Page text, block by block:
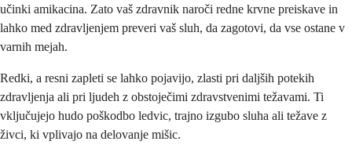
učinki amikacina. Zato vaš zdravnik naroči redne krvne preiskave in
lahko med zdravljenjem preveri vaš sluh, da zagotovi, da vse ostane v
varnih mejah.
Redki, a resni zapleti se lahko pojavijo, zlasti pri daljših potekih
zdravljenja ali pri ljudeh z obstoječimi zdravstvenimi težavami. Ti
vključujejo hudo poškodbo ledvic, trajno izgubo sluha ali težave z
živci, ki vplivajo na delovanje mišic.